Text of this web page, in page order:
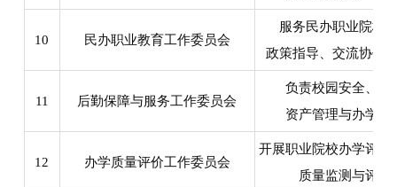
10 民办职业教育工作委员会
服务民办职业院校
政策指导、交流协作
11 后勤保障与服务工作委员会
负责校园安全、后
资产管理与办学条
12 办学质量评价工作委员会
开展职业院校办学评估
质量监测与评价